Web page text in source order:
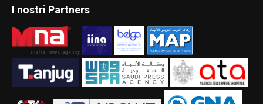
I nostri Partners